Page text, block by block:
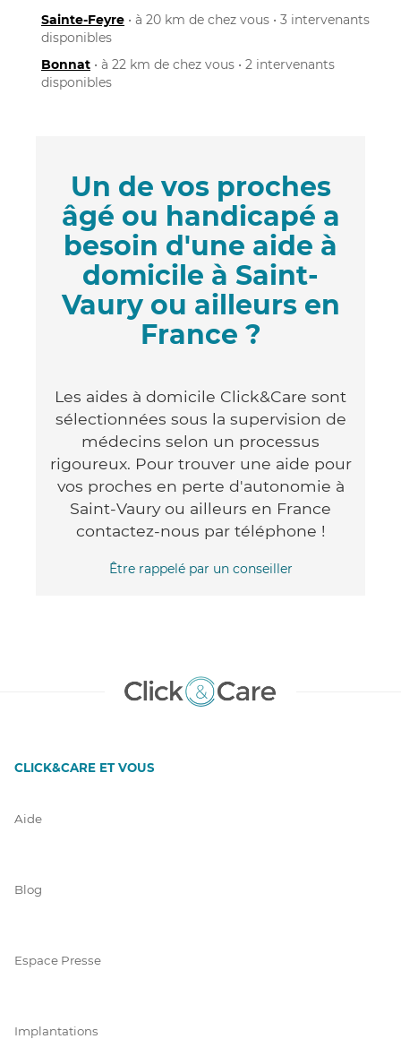
Sainte-Feyre • à 20 km de chez vous • 3 intervenants
disponibles
Bonnat • à 22 km de chez vous • 2 intervenants
disponibles
Un de vos proches
âgé ou handicapé a
besoin d'une aide à
domicile à Saint-
Vaury ou ailleurs en
France ?
Les aides à domicile Click&Care sont
sélectionnées sous la supervision de
médecins selon un processus
rigoureux. Pour trouver une aide pour
vos proches en perte d'autonomie à
Saint-Vaury ou ailleurs en France
contactez-nous par téléphone !
Être rappelé par un conseiller
CLICK&CARE ET VOUS
Aide
Blog
Espace Presse
Implantations